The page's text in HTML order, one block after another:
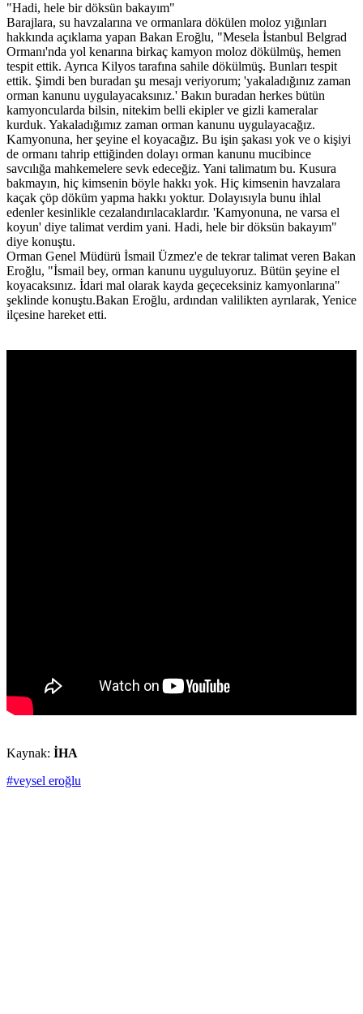
"Hadi, hele bir döksün bakayım"
Barajlara, su havzalarına ve ormanlara dökülen moloz yığınları
hakkında açıklama yapan Bakan Eroğlu, "Mesela İstanbul Belgrad
Ormanı'nda yol kenarına birkaç kamyon moloz dökülmüş, hemen
tespit ettik. Ayrıca Kilyos tarafına sahile dökülmüş. Bunları tespit
ettik. Şimdi ben buradan şu mesajı veriyorum; 'yakaladığınız zaman
orman kanunu uygulayacaksınız.' Bakın buradan herkes bütün
kamyoncularda bilsin, nitekim belli ekipler ve gizli kameralar
kurduk. Yakaladığımız zaman orman kanunu uygulayacağız.
Kamyonuna, her şeyine el koyacağız. Bu işin şakası yok ve o kişiyi
de ormanı tahrip ettiğinden dolayı orman kanunu mucibince
savcılığa mahkemelere sevk edeceğiz. Yani talimatım bu. Kusura
bakmayın, hiç kimsenin böyle hakkı yok. Hiç kimsenin havzalara
kaçak çöp döküm yapma hakkı yoktur. Dolayısıyla bunu ihlal
edenler kesinlikle cezalandırılacaklardır. 'Kamyonuna, ne varsa el
koyun' diye talimat verdim yani. Hadi, hele bir döksün bakayım"
diye konuştu.
Orman Genel Müdürü İsmail Üzmez'e de tekrar talimat veren Bakan
Eroğlu, "İsmail bey, orman kanunu uyguluyoruz. Bütün şeyine el
koyacaksınız. İdari mal olarak kayda geçeceksiniz kamyonlarına"
şeklinde konuştu.Bakan Eroğlu, ardından valilikten ayrılarak, Yenice
ilçesine hareket etti.
Kaynak: İHA
#veysel eroğlu